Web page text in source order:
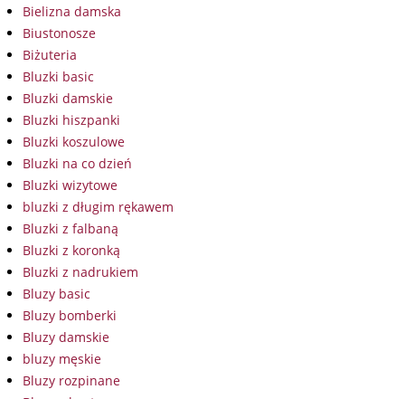
Bielizna damska
Biustonosze
Biżuteria
Bluzki basic
Bluzki damskie
Bluzki hiszpanki
Bluzki koszulowe
Bluzki na co dzień
Bluzki wizytowe
bluzki z długim rękawem
Bluzki z falbaną
Bluzki z koronką
Bluzki z nadrukiem
Bluzy basic
Bluzy bomberki
Bluzy damskie
bluzy męskie
Bluzy rozpinane